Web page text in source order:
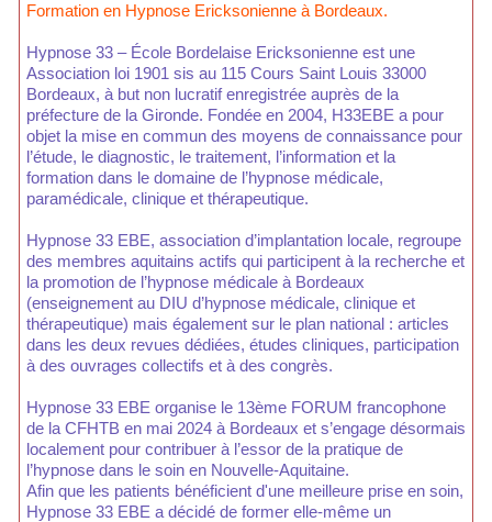
Formation en Hypnose Ericksonienne à Bordeaux.
Hypnose 33 – École Bordelaise Ericksonienne est une
Association loi 1901 sis au 115 Cours Saint Louis 33000
Bordeaux, à but non lucratif enregistrée auprès de la
préfecture de la Gironde. Fondée en 2004, H33EBE a pour
objet la mise en commun des moyens de connaissance pour
l’étude, le diagnostic, le traitement, l’information et la
formation dans le domaine de l’hypnose médicale,
paramédicale, clinique et thérapeutique.
Hypnose 33 EBE, association d’implantation locale, regroupe
des membres aquitains actifs qui participent à la recherche et
la promotion de l’hypnose médicale à Bordeaux
(enseignement au DIU d’hypnose médicale, clinique et
thérapeutique) mais également sur le plan national : articles
dans les deux revues dédiées, études cliniques, participation
à des ouvrages collectifs et à des congrès.
Hypnose 33 EBE organise le 13ème FORUM francophone
de la CFHTB en mai 2024 à Bordeaux et s’engage désormais
localement pour contribuer à l’essor de la pratique de
l’hypnose dans le soin en Nouvelle-Aquitaine.
Afin que les patients bénéficient d'une meilleure prise en soin,
Hypnose 33 EBE a décidé de former elle-même un